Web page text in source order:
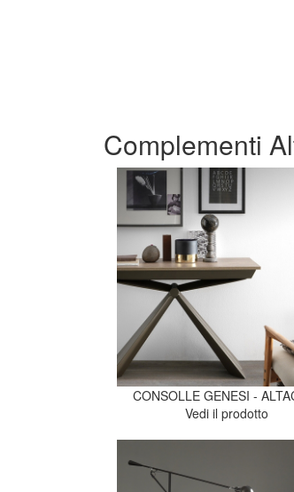
Complementi
CONSOLLE GENESI -
Vedi il prodotto